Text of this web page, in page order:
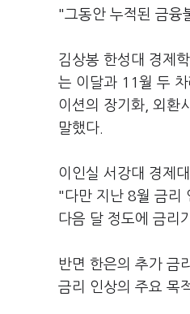
"그동안 누적된 금융
김상봉 한성대 경제
는 이달과 11월 두
이션의 장기화, 외환
말했다.
이인실 서강대 경제
"다만 지난 8월 금리
다음 달 정도에 금리
반면 한은의 추가 금
금리 인상의 주요 목